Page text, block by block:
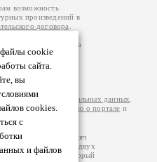
cookie
сайта.
вы
cookies.
с
и файлов
возможность
произведений в
договора
авторам
возможна
вы можете
Ответственность за
на
обработки персональных данных
информацию о портале и
– порядка 200 тысяч
более двух
посещаемости, который